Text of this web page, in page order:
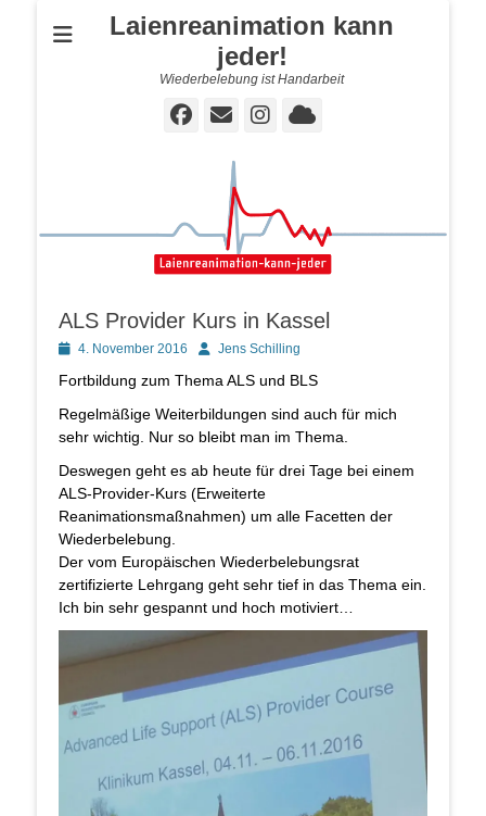
Laienreanimation kann
jeder!
Wiederbelebung ist Handarbeit
Facebook
E-
Instagram
Cloud
ALS Provider Kurs in Kassel
Posted4. November 2016 AutorJens Schilling
Fortbildung zum Thema ALS und BLS
Regelmäßige Weiterbildungen sind auch für mich
sehr wichtig. Nur so bleibt man im Thema.
Deswegen geht es ab heute für drei Tage bei einem
ALS-Provider-Kurs (Erweiterte
Reanimationsmaßnahmen) um alle Facetten der
Wiederbelebung.
Der vom Europäischen Wiederbelebungsrat
zertifizierte Lehrgang geht sehr tief in das Thema ein.
Ich bin sehr gespannt und hoch motiviert…